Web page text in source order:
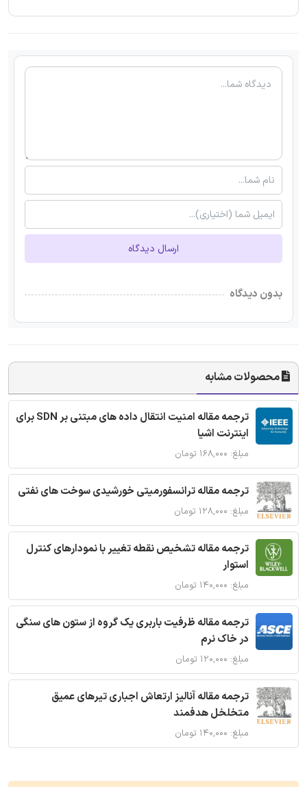
ارسال دیدگاه
بدون دیدگاه
محصولات مشابه
ترجمه مقاله امنیت انتقال داده های مبتنی بر SDN برای
اینترنت اشیا
مبلغ: ۱۶۸,۰۰۰ تومان
ترجمه مقاله ترانسفورمیتی خورشیدی سوخت های نفتی
مبلغ: ۱۲۸,۰۰۰ تومان
ترجمه مقاله تشخیص نقطه تغییر با نمودارهای کنترل
استوار
مبلغ: ۱۴۰,۰۰۰ تومان
ترجمه مقاله ظرفیت باربری یک گروه از ستون های سنگی
در خاک نرم
مبلغ: ۱۲۰,۰۰۰ تومان
ترجمه مقاله آنالیز ارتعاش اجباری تیرهای عمیق
متخلخل هدفمند
مبلغ: ۱۴۰,۰۰۰ تومان